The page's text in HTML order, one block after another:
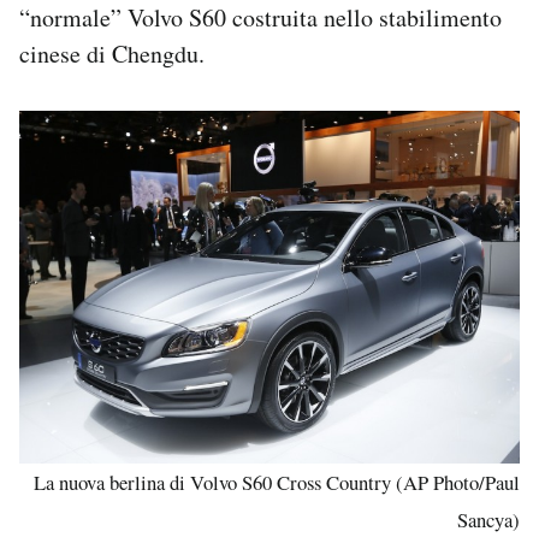
“normale” Volvo S60 costruita nello stabilimento
cinese di Chengdu.
La nuova berlina di Volvo S60 Cross Country (AP Photo/Paul
Sancya)